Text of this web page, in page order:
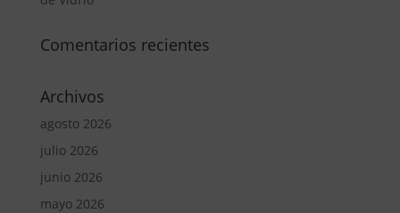
Comentarios recientes
Archivos
agosto 2026
julio 2026
junio 2026
mayo 2026